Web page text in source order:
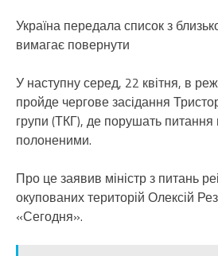
Україна передала список з
вимагає повернути
У наступну серед, 22 квітня, в
пройде чергове засідання
групи (ТКГ), де порушать
полоненими.
Про це заявив міністр з питань
окупованих територій Олексій
«Сегодня».